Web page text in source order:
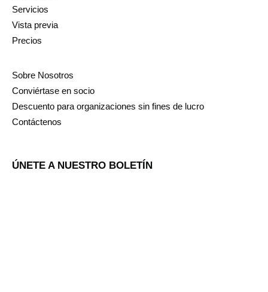
Servicios
Vista previa
Precios
Sobre Nosotros
Conviértase en socio
Descuento para organizaciones sin fines de lucro
Contáctenos
ÚNETE A NUESTRO BOLETÍN